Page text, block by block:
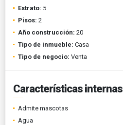
Estrato: 5
Pisos: 2
Año construcción: 20
Tipo de inmueble: Casa
Tipo de negocio: Venta
Características internas
Admite mascotas
Agua